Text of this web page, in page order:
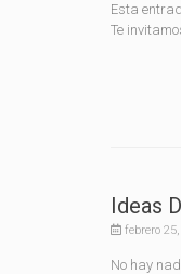
Esta
Te
Ideas
febrero
No hay